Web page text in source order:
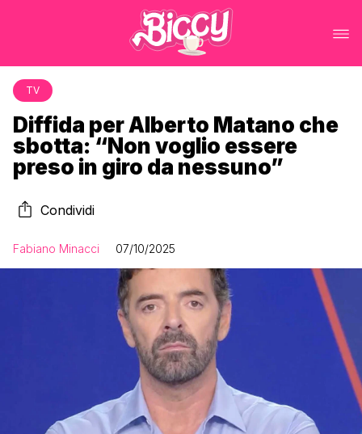
TV
Diffida per Alberto Matano che
sbotta: “Non voglio essere
preso in giro da nessuno”
Condividi
Fabiano Minacci 07/10/2025